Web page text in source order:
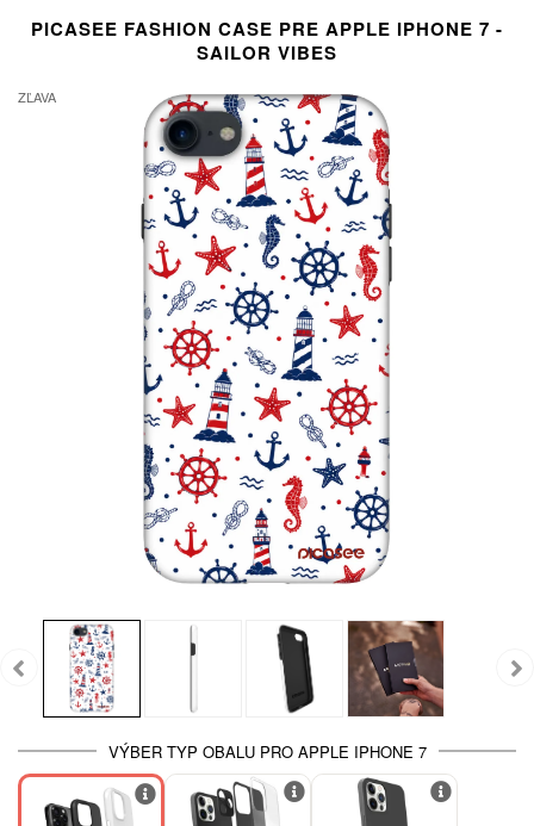
PICASEE FASHION CASE PRE APPLE IPHONE 7 -
SAILOR VIBES
ZĽAVA
VÝBER TYP OBALU PRO APPLE IPHONE 7
-29%